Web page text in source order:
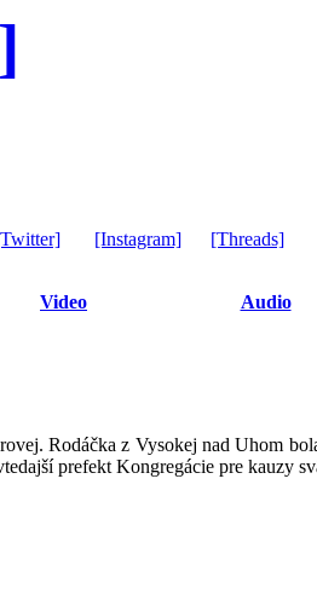
[Instagram] [Threads]
Video Audio
Rodáčka z Vysokej nad Uhom
prefekt Kongregácie pre kauzy